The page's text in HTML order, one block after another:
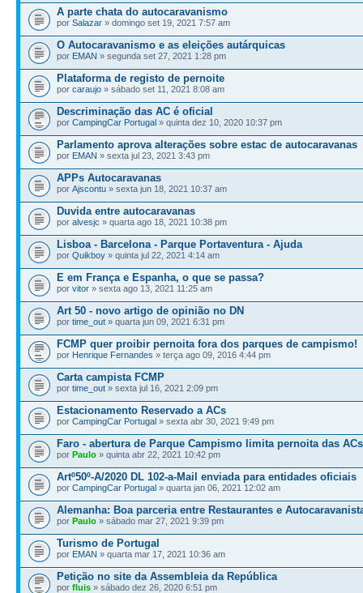
A parte chata do autocaravanismo
por Salazar » domingo set 19, 2021 7:57 am
O Autocaravanismo e as eleições autárquicas
por EMAN » segunda set 27, 2021 1:28 pm
Plataforma de registo de pernoite
por caraujo » sábado set 11, 2021 8:08 am
Descriminação das AC é oficial
por CampingCar Portugal » quinta dez 10, 2020 10:37 pm
Parlamento aprova alterações sobre estac de autocaravanas
por EMAN » sexta jul 23, 2021 3:43 pm
APPs Autocaravanas
por Ajscontu » sexta jun 18, 2021 10:37 am
Duvida entre autocaravanas
por alvesjc » quarta ago 18, 2021 10:38 pm
Lisboa - Barcelona - Parque Portaventura - Ajuda
por Quikboy » quinta jul 22, 2021 4:14 am
E em França e Espanha, o que se passa?
por vitor » sexta ago 13, 2021 11:25 am
Art 50 - novo artigo de opinião no DN
por time_out » quarta jun 09, 2021 6:31 pm
FCMP quer proibir pernoita fora dos parques de campismo!
por Henrique Fernandes » terça ago 09, 2016 4:44 pm
Carta campista FCMP
por time_out » sexta jul 16, 2021 2:09 pm
Estacionamento Reservado a ACs
por CampingCar Portugal » sexta abr 30, 2021 9:49 pm
Faro - abertura de Parque Campismo limita pernoita das ACs
por Paulo » quinta abr 22, 2021 10:42 pm
Artº50º-A/2020 DL 102-a-Mail enviada para entidades oficiais
por CampingCar Portugal » quarta jan 06, 2021 12:02 am
Alemanha: Boa parceria entre Restaurantes e
por Paulo » sábado mar 27, 2021 9:39 pm
Turismo de Portugal
por EMAN » quarta mar 17, 2021 10:36 am
Petição no site da Assembleia da República
por fluis » sábado dez 26, 2020 6:51 pm